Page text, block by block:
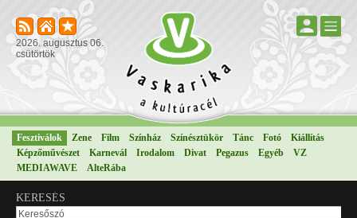
2026. augusztus 06.
csütörtök
Fesztiválok Zene Film Színház Színésztükör Tánc Fotó
Kiállítás
Képzőművészet
Karnevál Irodalom Divat Pegazus Egyéb
VZ
MEDIAWAVE
AlteRába
KERESÉS